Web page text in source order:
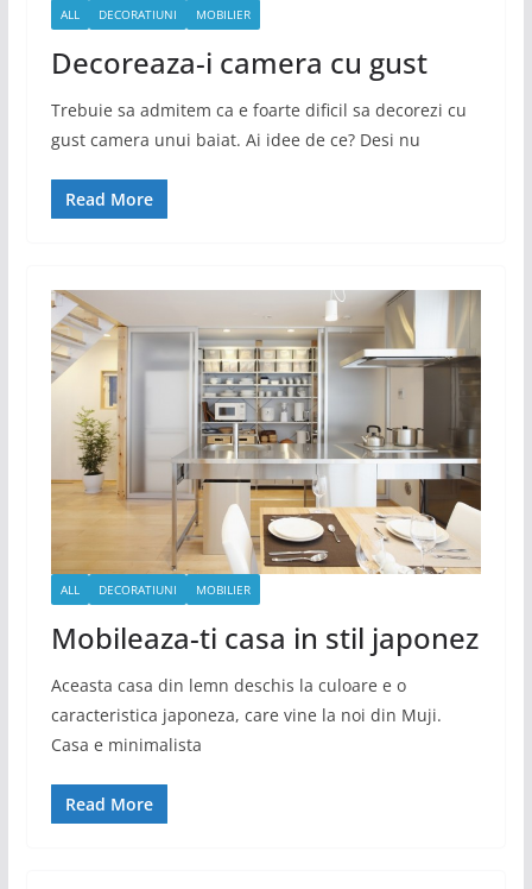
ALL DECORATIUNI MOBILIER
Decoreaza-i camera cu gust
Trebuie sa admitem ca e foarte dificil sa decorezi cu
gust camera unui baiat. Ai idee de ce? Desi nu
Read More
ALL DECORATIUNI MOBILIER
Mobileaza-ti casa in stil japonez
Aceasta casa din lemn deschis la culoare e o
caracteristica japoneza, care vine la noi din Muji.
Casa e minimalista
Read More